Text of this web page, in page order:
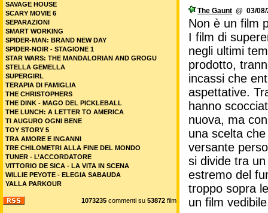
The Gaunt @ 03/
Non è un film
I film di
negli ultimi
prodotto,
incassi che
aspettative.
hanno
nuova, ma
una scelta
versante
si divide tra
estremo del
troppo sopra
un film
SAVAGE HOUSE
SCARY MOVIE 6
SEPARAZIONI
SMART WORKING
SPIDER-MAN: BRAND NEW DAY
SPIDER-NOIR - STAGIONE 1
STAR WARS: THE MANDALORIAN AND GROGU
STELLA GEMELLA
SUPERGIRL
TERAPIA DI FAMIGLIA
THE CHRISTOPHERS
THE DINK - MAGO DEL PICKLEBALL
THE LUNCH: A LETTER TO AMERICA
TI AUGURO OGNI BENE
TOY STORY 5
TRA AMORE E INGANNI
TRE CHILOMETRI ALLA FINE DEL MONDO
TUNER - L’ACCORDATORE
VITTORIO DE SICA - LA VITA IN SCENA
WILLIE PEYOTE - ELEGIA SABAUDA
YALLA PARKOUR
1073235 commenti su 53872 film